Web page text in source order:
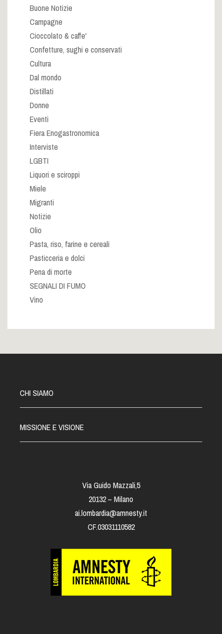
Buone Notizie
Campagne
Cioccolato & caffe'
Confetture, sughi e conservati
Cultura
Dal mondo
Distillati
Donne
Eventi
Fiera Enogastronomica
Interviste
LGBTI
Liquori e sciroppi
Miele
Migranti
Notizie
Olio
Pasta, riso, farine e cereali
Pasticceria e dolci
Pena di morte
SEGNALI DI FUMO
Vino
CHI SIAMO
MISSIONE E VISIONE
Via Guido Mazzali,5
20132 – Milano
ai.lombardia@amnesty.it
CF.03031110582